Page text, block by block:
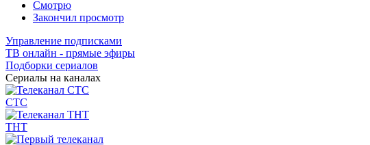
Смотрю
Закончил просмотр
Управление подписками
ТВ онлайн - прямые эфиры
Подборки сериалов
Сериалы на каналах
СТС
ТНТ